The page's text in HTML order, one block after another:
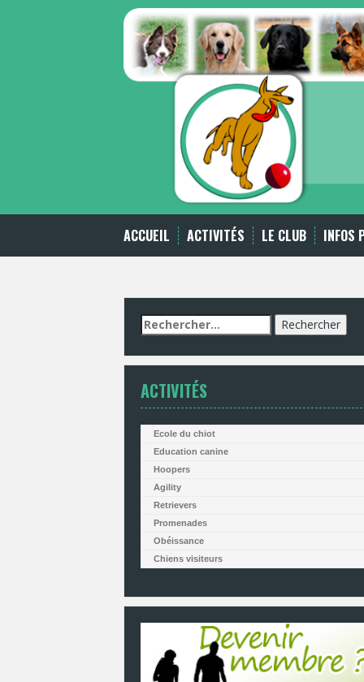
ACCUEIL ACTIVITÉS LE CLUB INFOS
Rechercher :
ACTIVITÉS
Ecole du chiot
Education canine
Hoopers
Agility
Retrievers
Promenades
Obéissance
Chiens visiteurs